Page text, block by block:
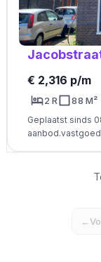
€ 2,316 p/m
2 R 88 M²
Geplaatst sinds
←